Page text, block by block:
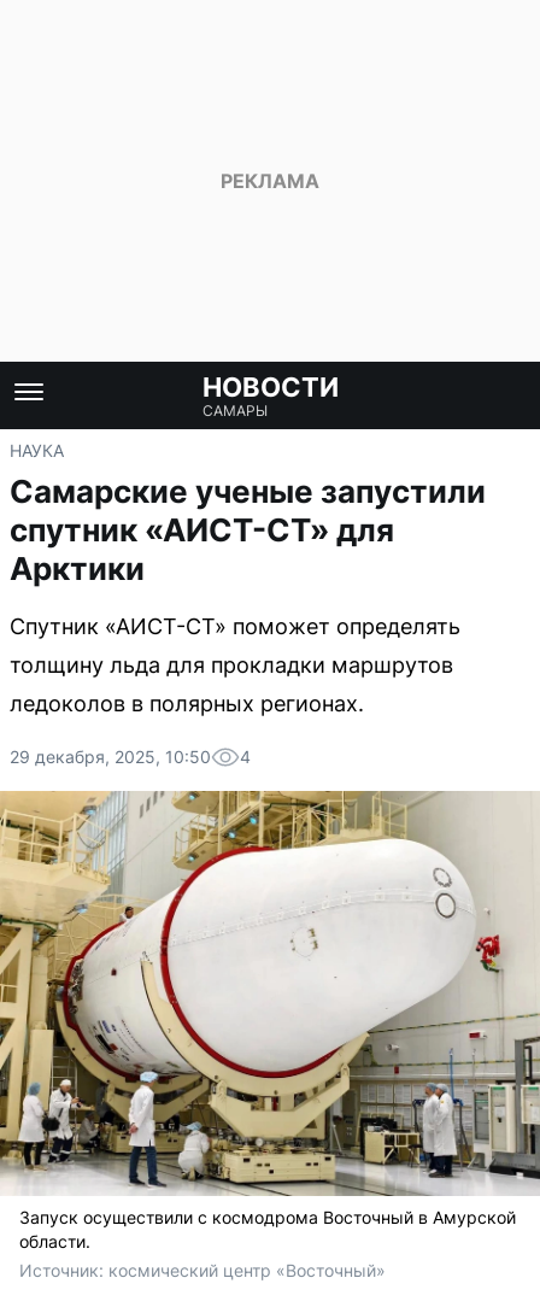
НОВОСТИ
САМАРЫ
НАУКА
Самарские ученые запустили
спутник «АИСТ-СТ» для
Арктики
Спутник «АИСТ-СТ» поможет определять
толщину льда для прокладки маршрутов
ледоколов в полярных регионах.
29 декабря, 2025, 10:50 4
Запуск осуществили с космодрома Восточный в Амурской
области.
Источник: космический центр «Восточный»